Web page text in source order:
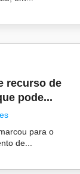
recurso de
pode...
para o
de...